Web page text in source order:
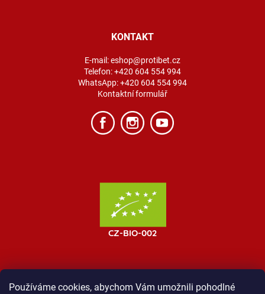
Používáme cookies, abychom Vám umožnili pohodlné
KONTAKT
E-mail:eshop@protibet.cz
Telefon:+420 604 554 994
WhatsApp:+420 604 554 994
Kontaktní formulář